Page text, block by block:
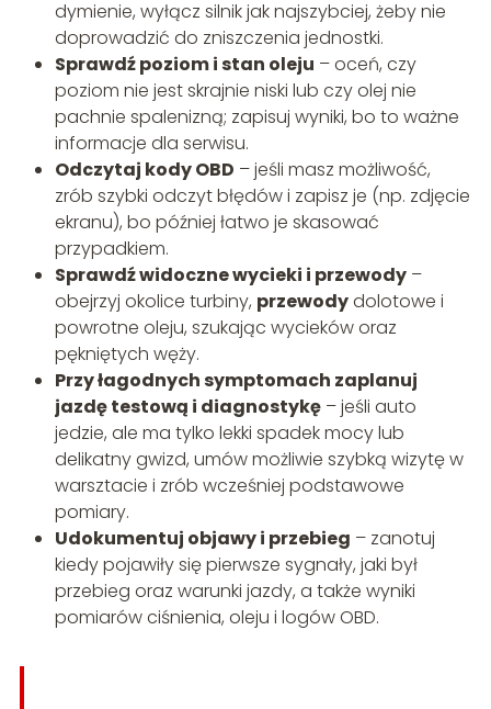
dymienie, wyłącz silnik jak najszybciej, żeby nie
doprowadzić do zniszczenia jednostki.
Sprawdź poziom i stan oleju – oceń, czy
poziom nie jest skrajnie niski lub czy olej nie
pachnie spalenizną; zapisuj wyniki, bo to ważne
informacje dla serwisu.
Odczytaj kody OBD – jeśli masz możliwość,
zrób szybki odczyt błędów i zapisz je (np. zdjęcie
ekranu), bo później łatwo je skasować
przypadkiem.
Sprawdź widoczne wycieki i przewody–
obejrzyj okolice turbiny, przewodydolotowe i
powrotne oleju, szukając wycieków oraz
pękniętych węży.
Przy łagodnych symptomach zaplanuj
jazdę testową i diagnostykę– jeśli auto
jedzie, ale ma tylko lekki spadek mocy lub
delikatny gwizd, umów możliwie szybką wizytę w
warsztacie i zrób wcześniej podstawowe
pomiary.
Udokumentuj objawy i przebieg – zanotuj
kiedy pojawiły się pierwsze sygnały, jaki był
przebieg oraz warunki jazdy, a także wyniki
pomiarów ciśnienia, oleju i logów OBD.